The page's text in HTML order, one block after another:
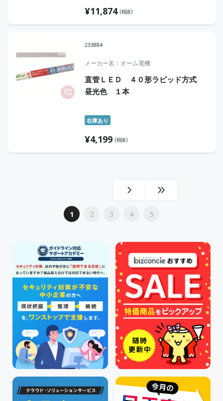
¥11,874 (税抜)
233884
メーカー名 オーム電機
直管ＬＥＤ ４０形ラピッド方式
昼光色 １本
在庫あり
¥4,199 (税抜)
1 2 3 4 5